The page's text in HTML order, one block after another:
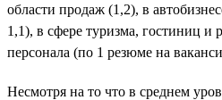
области продаж (1,2), в
1,1), в сфере туризма, гостиниц и
персонала (по 1 резюме на
Несмотря на то что в среднем